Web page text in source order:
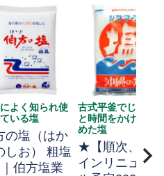
よく知られ使
いる塩
の塩（はか
しお） 粗塩
伯方塩業
古式平釜でじっく
と時間をかけて煮
めた塩
★【順次、デ
インリニュー